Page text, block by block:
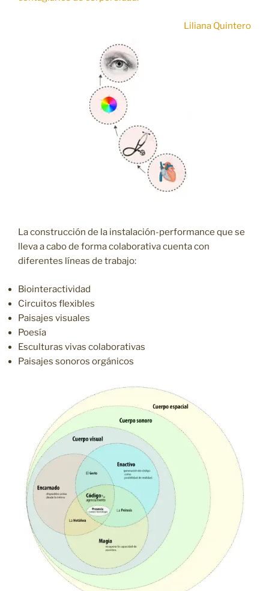
Liliana Quintero
La construcción de la instalación-performance que se
lleva a cabo de forma colaborativa cuenta con
diferentes líneas de trabajo:
Biointeractividad
Circuitos flexibles
Paisajes visuales
Poesía
Esculturas vivas colaborativas
Paisajes sonoros orgánicos